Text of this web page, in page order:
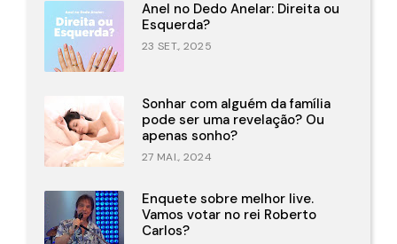
Anel no Dedo Anelar: Direita ou
Esquerda?
23 SET., 2025
Sonhar com alguém da família
pode ser uma revelação? Ou
apenas sonho?
27 MAI., 2024
Enquete sobre melhor live.
Vamos votar no rei Roberto
Carlos?